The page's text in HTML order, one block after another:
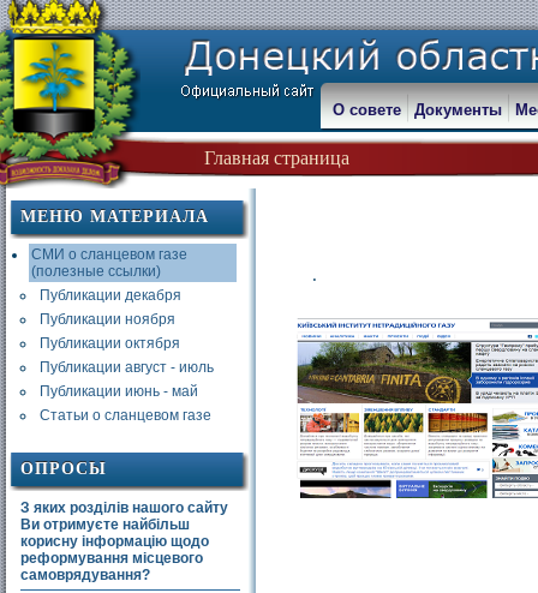
Главная страница
О совете Документы
МЕНЮ МАТЕРИАЛА
СМИ о сланцевом газе
(полезные ссылки)
Публикации декабря
Публикации ноября
Публикации октября
Публикации август - июль
Публикации июнь - май
Статьи о сланцевом газе
ОПРОСЫ
З яких розділів нашого сайту
Ви отримуєте найбільш
корисну інформацію щодо
реформування місцевого
самоврядування?
.